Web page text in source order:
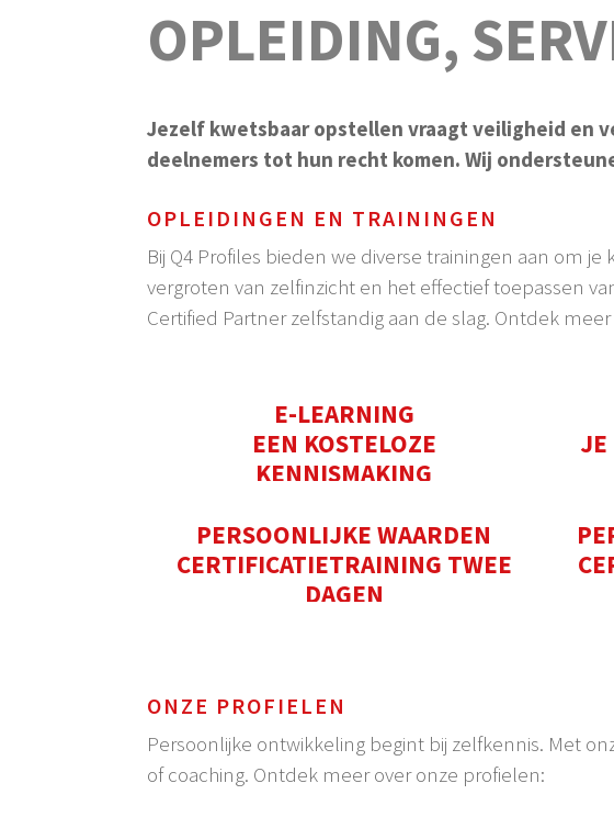
OPLEIDING,
Jezelf kwetsbaar opstellen vraagt veiligheid en
deelnemers tot hun recht komen. Wij
OPLEIDINGEN EN TRAININGEN
Bij Q4 Profiles bieden we diverse trainingen aan om
vergroten van zelfinzicht en het effectief toepassen
Certified Partner zelfstandig aan de slag. Ontdek
E-LEARNING
EEN KOSTELOZE
KENNISMAKING
JE
PERSOONLIJKE WAARDEN
CERTIFICATIETRAINING TWEE
DAGEN
ONZE PROFIELEN
Persoonlijke ontwikkeling begint bij zelfkennis. Met
of coaching. Ontdek meer over onze profielen: